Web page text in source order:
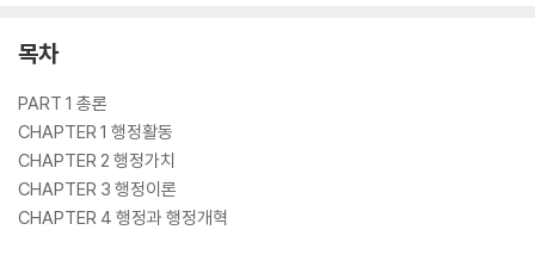
목차
PART 1 총론
CHAPTER 1 행정활동
CHAPTER 2 행정가치
CHAPTER 3 행정이론
CHAPTER 4 행정과 행정개혁